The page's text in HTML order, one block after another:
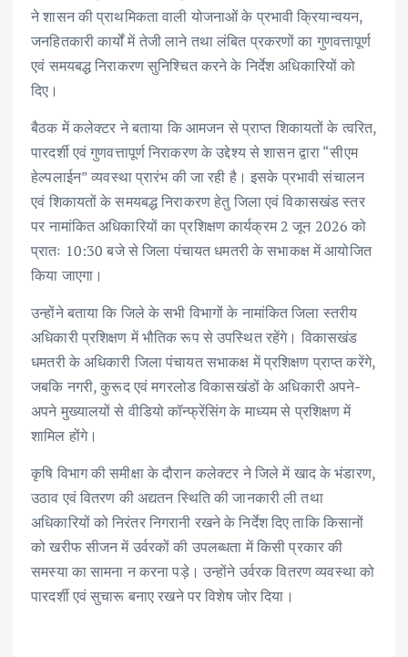
ने शासन की प्राथमिकता वाली योजनाओं के प्रभावी क्रियान्वयन,
जनहितकारी कार्यों में तेजी लाने तथा लंबित प्रकरणों का गुणवत्तापूर्ण
एवं समयबद्ध निराकरण सुनिश्चित करने के निर्देश अधिकारियों को
दिए।
बैठक में कलेक्टर ने बताया कि आमजन से प्राप्त शिकायतों के त्वरित,
पारदर्शी एवं गुणवत्तापूर्ण निराकरण के उद्देश्य से शासन द्वारा “सीएम
हेल्पलाईन” व्यवस्था प्रारंभ की जा रही है। इसके प्रभावी संचालन
एवं शिकायतों के समयबद्ध निराकरण हेतु जिला एवं विकासखंड स्तर
पर नामांकित अधिकारियों का प्रशिक्षण कार्यक्रम 2 जून 2026 को
प्रातः 10:30 बजे से जिला पंचायत धमतरी के सभाकक्ष में आयोजित
किया जाएगा।
उन्होंने बताया कि जिले के सभी विभागों के नामांकित जिला स्तरीय
अधिकारी प्रशिक्षण में भौतिक रूप से उपस्थित रहेंगे। विकासखंड
धमतरी के अधिकारी जिला पंचायत सभाकक्ष में प्रशिक्षण प्राप्त करेंगे,
जबकि नगरी, कुरूद एवं मगरलोड विकासखंडों के अधिकारी अपने-
अपने मुख्यालयों से वीडियो कॉन्फ्रेंसिंग के माध्यम से प्रशिक्षण में
शामिल होंगे।
कृषि विभाग की समीक्षा के दौरान कलेक्टर ने जिले में खाद के भंडारण,
उठाव एवं वितरण की अद्यतन स्थिति की जानकारी ली तथा
अधिकारियों को निरंतर निगरानी रखने के निर्देश दिए ताकि किसानों
को खरीफ सीजन में उर्वरकों की उपलब्धता में किसी प्रकार की
समस्या का सामना न करना पड़े। उन्होंने उर्वरक वितरण व्यवस्था को
पारदर्शी एवं सुचारू बनाए रखने पर विशेष जोर दिया।